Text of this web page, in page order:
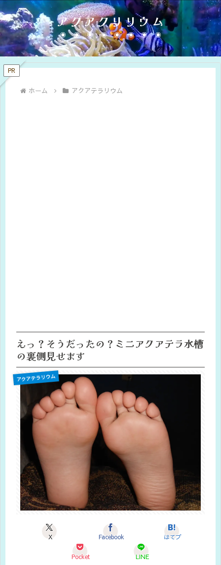
アクアクリリウム
PR
ホーム アクアテラリウム
えっ？そうだったの？ミニアクアテラ水槽
の裏側見せます
アクアテラリウム
X Facebook はてブ
Pocket LINE